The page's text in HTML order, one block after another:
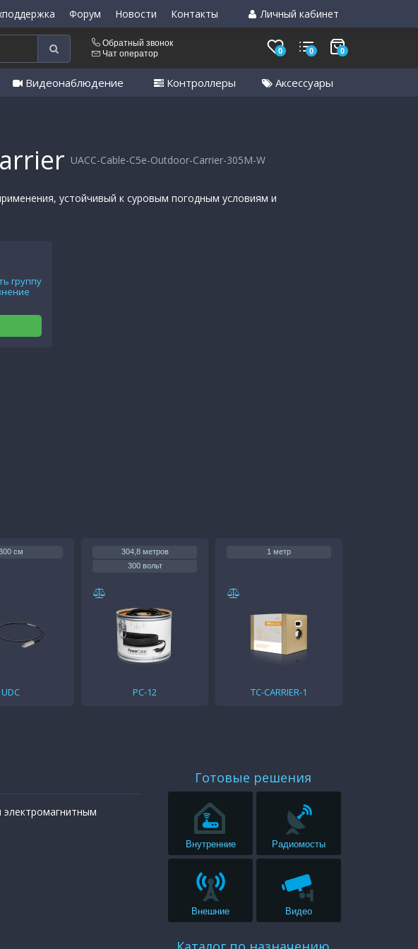
Форум Новости Контакты Личный кабинет
Обратный звонок
Чат оператор
0 0 0
Видеонаблюдение Контроллеры Аксессуары
UACC-Cable-C5e-Outdoor-Carrier-305M-W
устойчивый к суровым погодным условиям и
группу
см
UDC
304,8 метров
300 вольт
PC-12
1 метр
TC-CARRIER-1
Готовые решения
Внутренние Радиомосты
Внешние Видео